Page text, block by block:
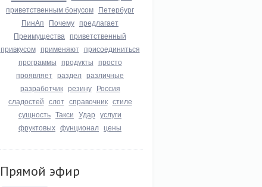
приветственным бонусом Петербург
ПинАп Почему предлагает
Преимущества приветственный
привкусом применяют присоединиться
программы продукты просто
проявляет раздел различные
разработчик резину Россия
сладостей слот справочник стиле
сущность Такси Удар услуги
фруктовых фунционал цены
Прямой эфир